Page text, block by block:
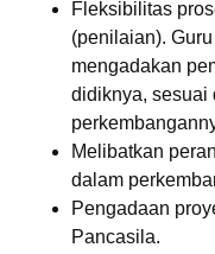
Fleksibilitas
(penilaian).
mengadakan
didiknya, sesuai
Melibatkan
dalam
Pengadaan
Pancasila.